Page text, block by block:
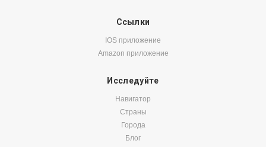
Ссылки
IOS приложение
Amazon приложение
Исследуйте
Навигатор
Страны
Города
Блог